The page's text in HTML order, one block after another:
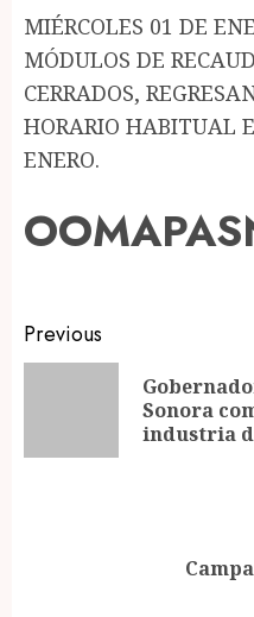
MIÉRCOLES 01 DE
MÓDULOS DE
CERRADOS,
HORARIO HABITUAL
ENERO.
Post
navigation
Previous
Sonora
industria